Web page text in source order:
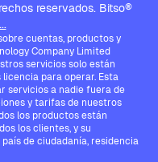
reservados. Bitso®
cuentas, productos y
Company Limited
servicios solo están
para operar. Esta
servicios a nadie fuera de
y tarifas de nuestros
los productos están
los clientes, y su
de ciudadanía, residencia